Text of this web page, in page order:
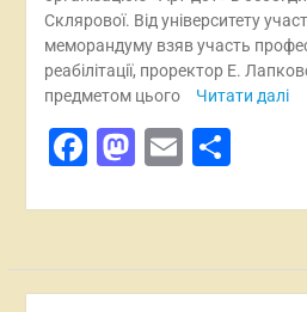
Склярової. Від університету
меморандуму взяв участь
реабілітації, проректор Е.
предметом цього
Читати далі
Facebook
Mastodon
Email